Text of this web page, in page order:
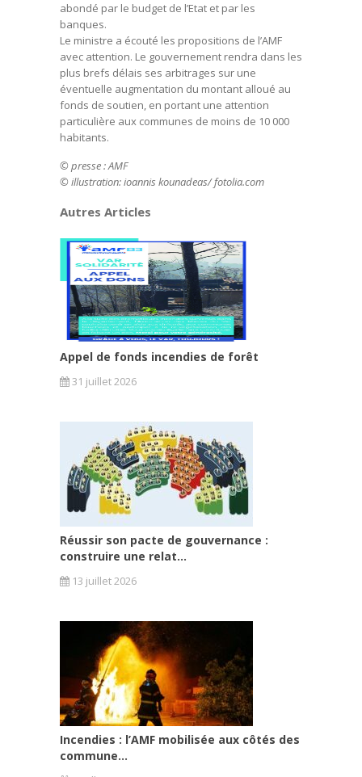
abondé par le budget de l’Etat et par les
banques.
Le ministre a écouté les propositions de l’AMF
avec attention. Le gouvernement rendra dans les
plus brefs délais ses arbitrages sur une
éventuelle augmentation du montant alloué au
fonds de soutien, en portant une attention
particulière aux communes de moins de 10 000
habitants.
© presse : AMF
© illustration: ioannis kounadeas/ fotolia.com
Autres Articles
Appel de fonds incendies de forêt
31 juillet 2026
Réussir son pacte de gouvernance :
construire une relat...
13 juillet 2026
Incendies : l’AMF mobilisée aux côtés des
commune...